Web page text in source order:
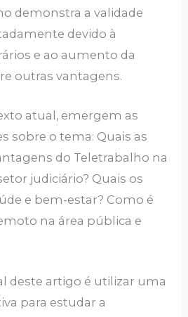
demonstra a validade
devido à
e ao aumento da
outras vantagens.
atual, emergem as
sobre o tema: Quais as
do Teletrabalho na
judiciário? Quais os
e bem-estar? Como é
na área pública e
deste artigo é utilizar uma
para estudar a